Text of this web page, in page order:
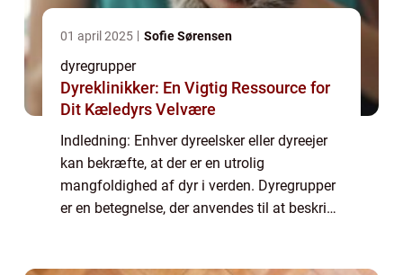
01 april 2025 Sofie Sørensen
dyregrupper
Dyreklinikker: En Vigtig Ressource for
Dit Kæledyrs Velvære
Indledning: Enhver dyreelsker eller dyreejer
kan bekræfte, at der er en utrolig
mangfoldighed af dyr i verden. Dyregrupper
er en betegnelse, der anvendes til at beskrive